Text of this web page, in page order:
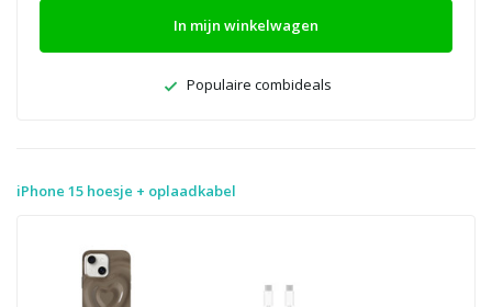
In mijn winkelwagen
Populaire combideals
iPhone 15 hoesje + oplaadkabel